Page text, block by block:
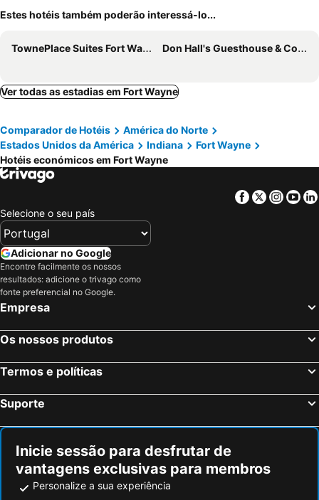
Estes hotéis também poderão interessá-lo...
TownePlace Suites Fort Wayne North Don Hall's Guesthouse & Convention Center
Ver todas as estadias em Fort Wayne
Comparador de Hotéis
América do Norte
Estados Unidos da América
Indiana
Fort Wayne
Hotéis económicos em Fort Wayne
Facebook
Twitter
Selecione o seu país
Adicionar no Google
Encontre facilmente os nossos
resultados: adicione o trivago como
fonte preferencial no Google.
Empresa
Os nossos produtos
Termos e políticas
Suporte
Inicie sessão para desfrutar de
vantagens exclusivas para membros
Personalize a sua experiência